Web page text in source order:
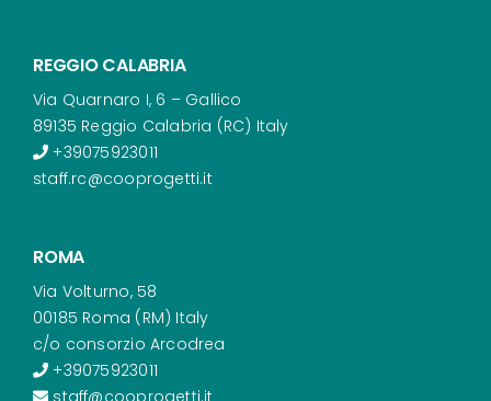
REGGIO CALABRIA
Via Quarnaro I, 6 – Gallico
89135 Reggio Calabria (RC) Italy
+39075923011
staff.rc@cooprogetti.it
ROMA
Via Volturno, 58
00185 Roma (RM) Italy
c/o consorzio Arcodrea
+39075923011